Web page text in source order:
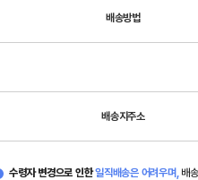
배송방법
배송지주소
수령자 변경으로 인한일직배송은 어려우며,배